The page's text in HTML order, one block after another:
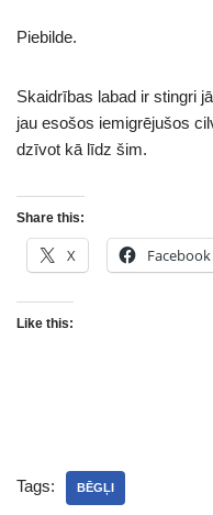
Piebilde.
Skaidrības labad ir stingri
jau esošos iemigrējušos
dzīvot kā līdz šim.
Share this:
X Facebook
Like this:
Tags: BĒGĻI